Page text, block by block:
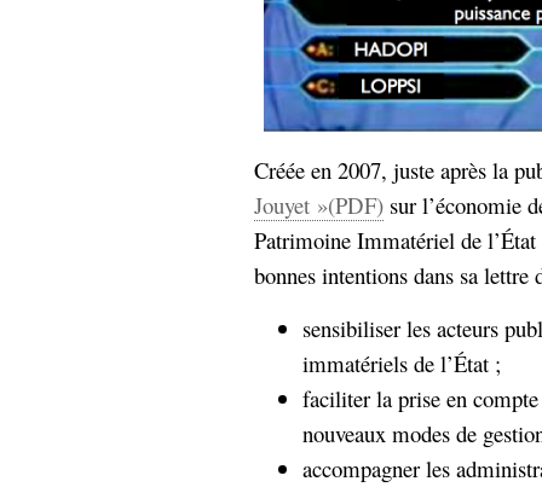
Créée en 2007, juste après la
Jouyet »(PDF) sur l’économie
Patrimoine Immatériel de
bonnes intentions dans sa lettre
sensibiliser les acteurs
immatériels de l’État ;
faciliter la prise en
nouveaux modes de
accompagner les